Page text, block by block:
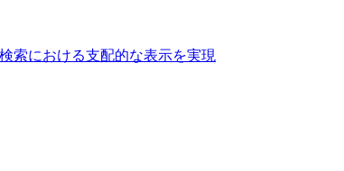
索における支配的な表示を実現​